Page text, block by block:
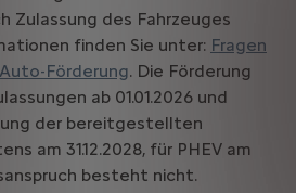
Zulassung des Fahrzeuges
finden Sie unter: Fragen
Förderung. Die Förderung
ab 01.01.2026 und
der bereitgestellten
am 31.12.2028, für PHEV am
besteht nicht.